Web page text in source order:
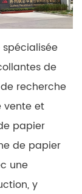
de
recherche
vente et
papier
de papier
une
y